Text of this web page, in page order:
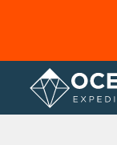
Página principal